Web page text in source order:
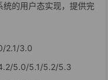
的用户态实现，提供完
2.1/3.0
5.0/5.1/5.2/5.3